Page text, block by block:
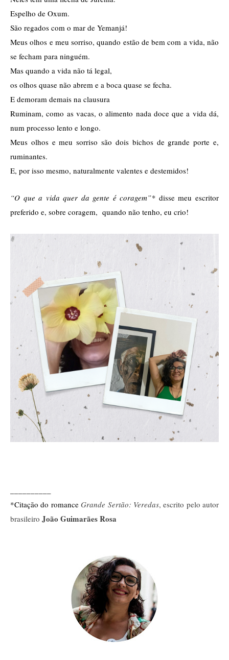
Espelho de Oxum.
São regados com o mar de Yemanjá!
Meus olhos e meu sorriso, quando estão de bem com a vida, não
se fecham para ninguém.
Mas quando a vida não tá legal,
os olhos quase não abrem e a boca quase se fecha.
E demoram demais na clausura
Ruminam, como as vacas, o alimento nada doce que a vida dá,
num processo lento e longo.
Meus olhos e meu sorriso são dois bichos de grande porte e,
ruminantes.
E, por isso mesmo, naturalmente valentes e destemidos!
“O que a vida quer da gente é coragem”* disse meu escritor
preferido e, sobre coragem,  quando não tenho, eu crio!
*Citação do romance Grande Sertão: Veredas, escrito pelo autor
brasileiro João Guimarães Rosa